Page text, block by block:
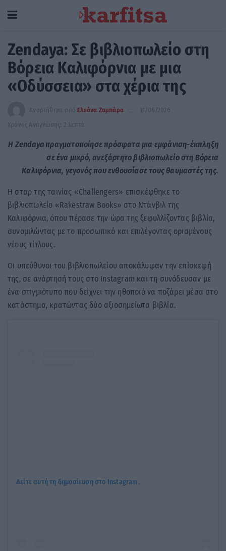
Zendaya: Σε βιβλιοπωλείο στη
Βόρεια Καλιφόρνια με μια
«Οδύσσεια» στα χέρια της
Αναρτήθηκε από Ελεάνα Ζαμπάρα
11/06/2026
Χρόνος Ανάγνωσης: 2 λεπτά
Η Zendaya πραγματοποίησε πρόσφατα μια εμφάνιση-έκπληξη
σε ένα μικρό, ανεξάρτητο βιβλιοπωλείο στη Βόρεια
Καλιφόρνια, γεγονός που ενθουσίασε τους θαυμαστές της.
Η σταρ της ταινίας «Challengers» επισκέφθηκε το
βιβλιοπωλείο «Rakestraw Books» στο Ντάνβιλ της
Καλιφόρνια, όπου πέρασε την ώρα της ξεφυλλίζοντας βιβλία,
συνομιλώντας με το προσωπικό και επιλέγοντας ορισμένους
νέους τίτλους.
Οι υπεύθυνοι του βιβλιοπωλείου αποκάλυψαν την επίσκεψή
της, σε ανάρτησή τους στο Instagram και τη συνόδευσαν με
ένα στιγμιότυπο που δείχνει την ηθοποιό να ποζάρει μέσα στο
κατάστημα, κρατώντας δύο αξιοσημείωτα βιβλία.
Δείτε αυτή τη δημοσίευση στο Instagram.